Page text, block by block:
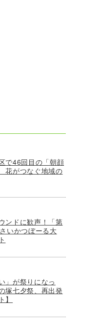
で46回目の「朝顔
花がつなぐ地域の
ンドに歓声！「第
いかつぼーる大
」が祭りになっ
塚七夕祭、再出発
】